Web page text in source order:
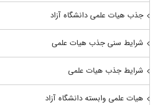
جذب هیات علمی دانشگاه آزاد
شرایط سنی جذب هیات علمی
شرایط جذب هیات علمی
هیات علمی وابسته دانشگاه آزاد